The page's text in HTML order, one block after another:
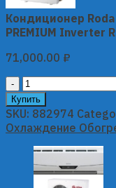
Кондиционер
PREMIUM Inverter
71,000.00 ₽
Кондиционер
Roda
настенный
сплит-
система
серии
PREMIUM
Inverter
Купить
SKU: 882974
Охлаждение